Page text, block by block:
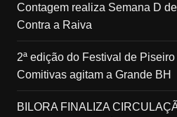
Contagem realiza Semana D
Contra a Raiva
2ª edição do Festival de
Comitivas agitam a Grande BH
BILORA FINALIZA